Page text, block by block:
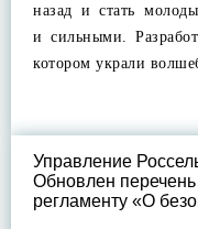
назад и стать
и сильными.
котором украли
Управление
Обновлен перечень
регламенту «О